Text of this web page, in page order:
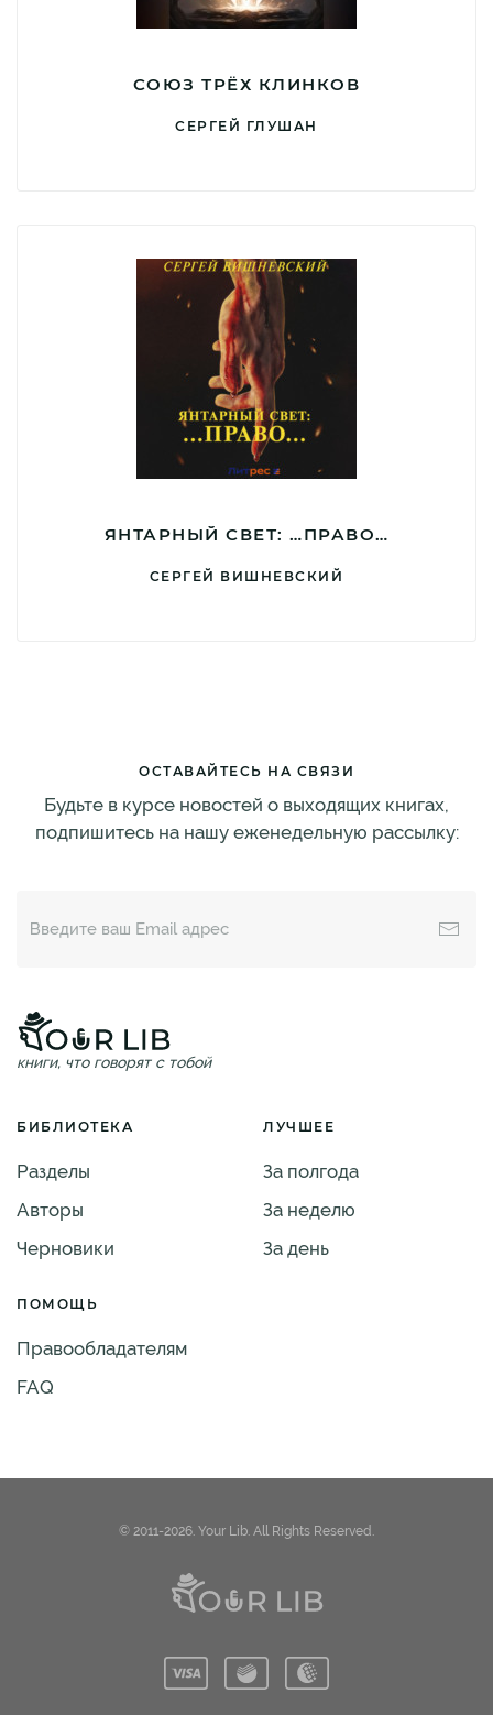
СОЮЗ ТРЁХ КЛИНКОВ
СЕРГЕЙ ГЛУШАН
ЯНТАРНЫЙ СВЕТ: …ПРАВО…
СЕРГЕЙ ВИШНЕВСКИЙ
ОСТАВАЙТЕСЬ НА СВЯЗИ
Будьте в курсе новостей о выходящих книгах,
подпишитесь на нашу еженедельную рассылку:
книги, что говорят с тобой
БИБЛИОТЕКА
Разделы
Авторы
Черновики
ЛУЧШЕЕ
За полгода
За неделю
За день
ПОМОЩЬ
Правообладателям
FAQ
© 2011-2026. Your Lib. All Rights Reserved.